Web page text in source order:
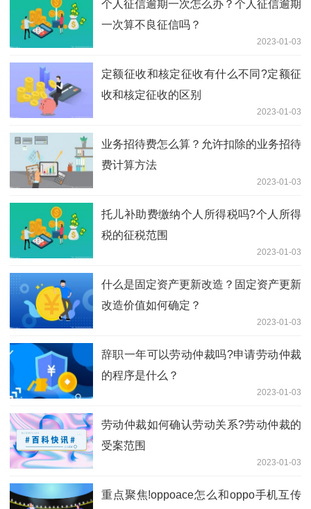
个人征信逾期一次怎么办？个人征信逾期
一次算不良征信吗？
2023-01-03
定额征收和核定征收有什么不同?定额征
收和核定征收的区别
2023-01-03
业务招待费怎么算？允许扣除的业务招待
费计算方法
2023-01-03
托儿补助费缴纳个人所得税吗?个人所得
税的征税范围
2023-01-03
什么是固定资产更新改造？固定资产更新
改造价值如何确定？
2023-01-03
辞职一年可以劳动仲裁吗?申请劳动仲裁
的程序是什么？
2023-01-03
劳动仲裁如何确认劳动关系?劳动仲裁的
受案范围
2023-01-03
重点聚焦!oppoace怎么和oppo手机互传